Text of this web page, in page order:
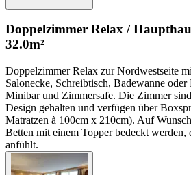
Doppelzimmer Relax /
32.0m²
Doppelzimmer Relax zur Nordwestseite
Salonecke, Schreibtisch, Badewanne
Minibar und Zimmersafe. Die Zimmer
Design gehalten und verfügen über
Matratzen à 100cm x 210cm). Auf
Betten mit einem Topper bedeckt werden,
anfühlt.